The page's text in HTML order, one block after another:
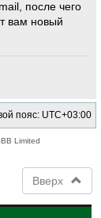
после чего
вам новый
пояс: UTC+03:00
Limited
Вверх